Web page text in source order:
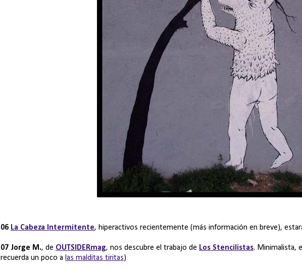
06 La Cabeza Intermitente, hiperactivos recientemente (más información en breve),
07 Jorge M., de OUTSIDERmag, nos descubre el trabajo de Los Stencilistas. Minimalista,
recuerda un poco a las malditas tiritas)